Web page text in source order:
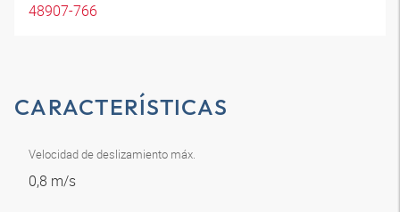
48907-766
CARACTERÍSTICAS
Velocidad de deslizamiento máx.
0,8 m/s